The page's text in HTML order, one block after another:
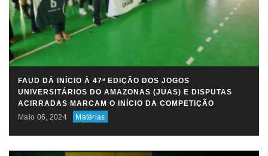
FAUD DÁ INÍCIO À 47ª EDIÇÃO DOS JOGOS
UNIVERSITÁRIOS DO AMAZONAS (JUAS) E DISPUTAS
ACIRRADAS MARCAM O INÍCIO DA COMPETIÇÃO
Maio 06, 2024
Matérias